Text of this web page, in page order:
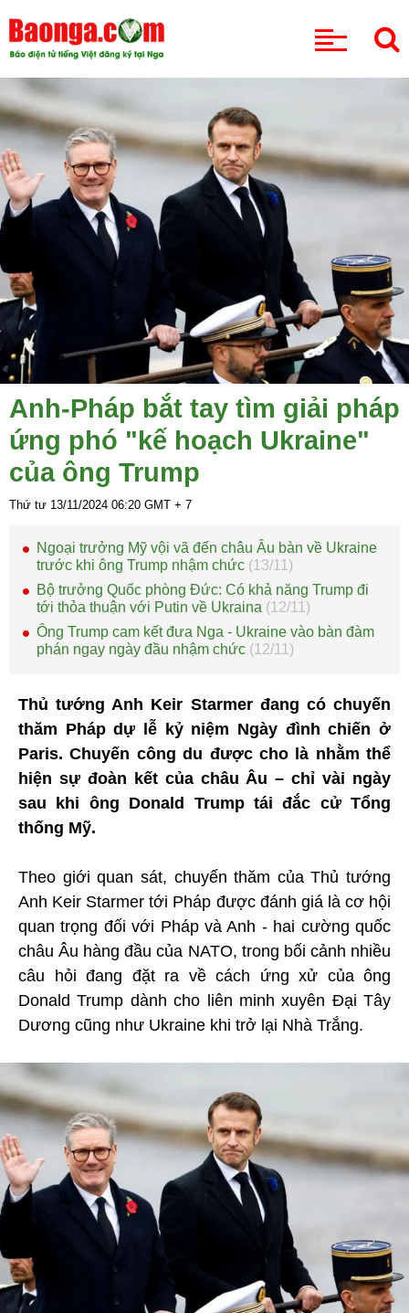
Anh-Pháp bắt tay tìm giải pháp
ứng phó "kế hoạch Ukraine"
của ông Trump
Thứ tư 13/11/2024 06:20 GMT + 7
Ngoại trưởng Mỹ vội vã đến châu Âu bàn về Ukraine
trước khi ông Trump nhậm chức (13/11)
Bộ trưởng Quốc phòng Đức: Có khả năng Trump đi
tới thỏa thuận với Putin về Ukraina (12/11)
Ông Trump cam kết đưa Nga - Ukraine vào bàn đàm
phán ngay ngày đầu nhậm chức (12/11)
Thủ tướng Anh Keir Starmer đang có chuyến
thăm Pháp dự lễ kỷ niệm Ngày đình chiến ở
Paris. Chuyến công du được cho là nhằm thể
hiện sự đoàn kết của châu Âu – chỉ vài ngày
sau khi ông Donald Trump tái đắc cử Tổng
thống Mỹ.
Theo giới quan sát, chuyến thăm của Thủ tướng
Anh Keir Starmer tới Pháp được đánh giá là cơ hội
quan trọng đối với Pháp và Anh - hai cường quốc
châu Âu hàng đầu của NATO, trong bối cảnh nhiều
câu hỏi đang đặt ra về cách ứng xử của ông
Donald Trump dành cho liên minh xuyên Đại Tây
Dương cũng như Ukraine khi trở lại Nhà Trắng.